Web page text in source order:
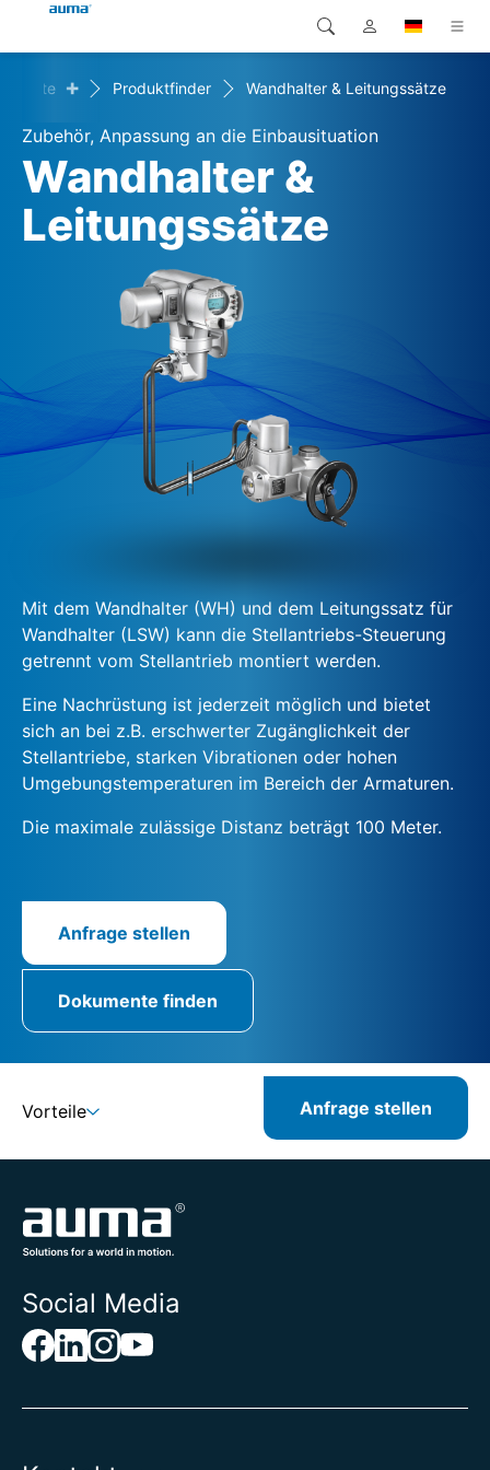
Produkte
Lösungen
Downloads
Unternehmen
Kontakt
Global
Europa
Asien und Pazifik
Nordamerika
Suche
+ Produktfinder Wandhalter & Leitungssätze
Zubehör, Anpassung an die Einbausituation
Wandhalter &
Leitungssätze
Mit dem Wandhalter (WH) und dem Leitungssatz für
Wandhalter (LSW) kann die Stellantriebs-Steuerung
getrennt vom Stellantrieb montiert werden.
Eine Nachrüstung ist jederzeit möglich und bietet
sich an bei z.B. erschwerter Zugänglichkeit der
Stellantriebe, starken Vibrationen oder hohen
Umgebungstemperaturen im Bereich der Armaturen.
Die maximale zulässige Distanz beträgt 100 Meter.
Anfrage stellen
Dokumente finden
Vorteile Anfrage stellen
Social Media